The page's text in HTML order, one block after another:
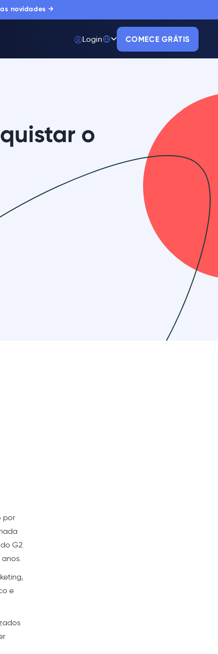
novidades →
Login COMECE GRÁTIS
o
por
G2
e